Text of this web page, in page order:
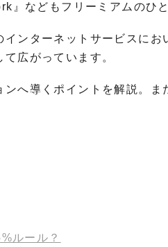
などもフリーミアムのひと
ンターネットサービスにお
広がっています。
へ導くポイントを解説。ま
ルール？